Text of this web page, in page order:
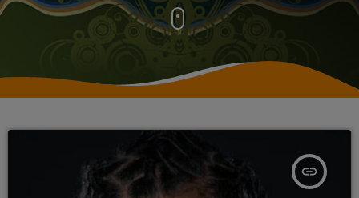
insert_link